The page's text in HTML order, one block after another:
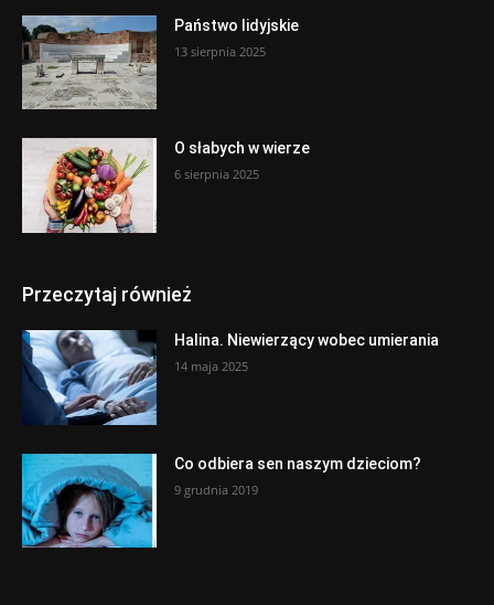
Państwo lidyjskie
13 sierpnia 2025
O słabych w wierze
6 sierpnia 2025
Przeczytaj również
Halina. Niewierzący wobec umierania
14 maja 2025
Co odbiera sen naszym dzieciom?
9 grudnia 2019